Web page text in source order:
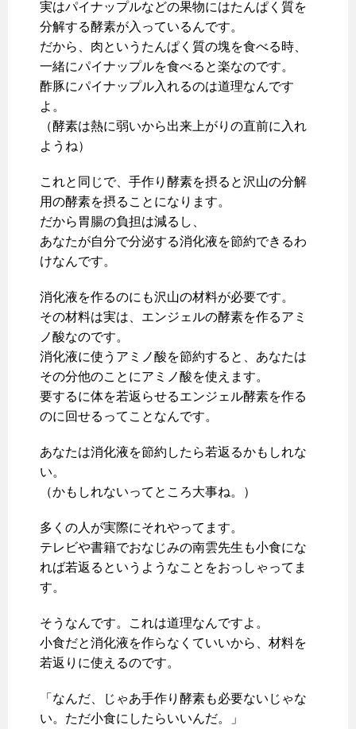
実はパイナップルなどの果物にはたんぱく質を
分解する酵素が入っているんです。
だから、肉というたんぱく質の塊を食べる時、
一緒にパイナップルを食べると楽なのです。
酢豚にパイナップル入れるのは道理なんです
よ。
（酵素は熱に弱いから出来上がりの直前に入れ
ようね）
これと同じで、手作り酵素を摂ると沢山の分解
用の酵素を摂ることになります。
だから胃腸の負担は減るし、
あなたが自分で分泌する消化液を節約できるわ
けなんです。
消化液を作るのにも沢山の材料が必要です。
その材料は実は、エンジェルの酵素を作るアミ
ノ酸なのです。
消化液に使うアミノ酸を節約すると、あなたは
その分他のことにアミノ酸を使えます。
要するに体を若返らせるエンジェル酵素を作る
のに回せるってことなんです。
あなたは消化液を節約したら若返るかもしれな
い。
（かもしれないってところ大事ね。）
多くの人が実際にそれやってます。
テレビや書籍でおなじみの南雲先生も小食にな
れば若返るというようなことをおっしゃってま
す。
そうなんです。これは道理なんですよ。
小食だと消化液を作らなくていいから、材料を
若返りに使えるのです。
「なんだ、じゃあ手作り酵素も必要ないじゃな
い。ただ小食にしたらいいんだ。」